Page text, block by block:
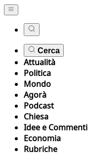
Cerca
Attualità
Politica
Mondo
Agorà
Podcast
Chiesa
Idee e Commenti
Economia
Rubriche